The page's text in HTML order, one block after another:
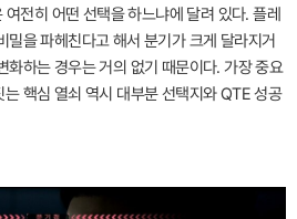
전히 어떤 선택을 하느냐에 달려 있다. 플레
밀을 파헤친다고 해서 분기가 크게 달라지거
화하는 경우는 거의 없기 때문이다. 가장 중요
핵심 열쇠 역시 대부분 선택지와 QTE 성공